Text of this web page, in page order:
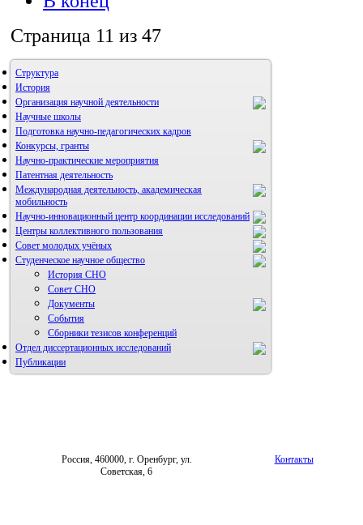
Страница 11 из 47
Структура
История
Организация научной деятельности
Научные школы
Подготовка научно-педагогических кадров
Конкурсы, гранты
Научно-практические мероприятия
Патентная деятельность
Международная деятельность, академическая
мобильность
Научно-инновационный центр координации исследований
НИИ микрохирургии и клинической анатомии
Центры коллективного пользования
Совет молодых учёных
Студенческое научное общество
История СНО
Совет СНО
Документы
События
Сборники тезисов конференций
Отдел диссертационных исследований
Публикации
Россия, 460000, г. Оренбург, ул.
Советская, 6
Контакты